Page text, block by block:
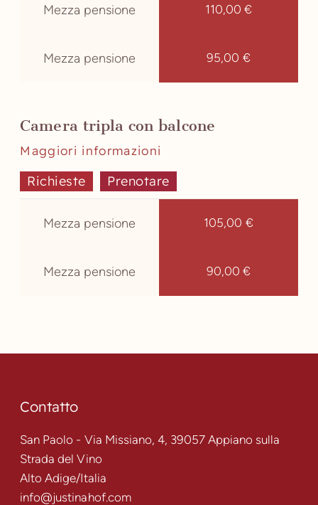
Mezza pensione 110,00 €
Mezza pensione 95,00 €
Camera tripla con balcone
Maggiori informazioni
Richieste Prenotare
Mezza pensione 105,00 €
Mezza pensione 90,00 €
Contatto
San Paolo - Via Missiano, 4, 39057 Appiano sulla
Strada del Vino
Alto Adige/Italia
info@justinahof.com